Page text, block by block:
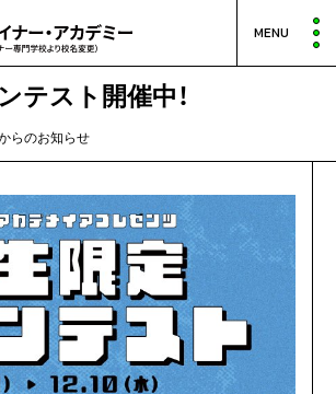
MENU
テスト開催中！
らのお知らせ